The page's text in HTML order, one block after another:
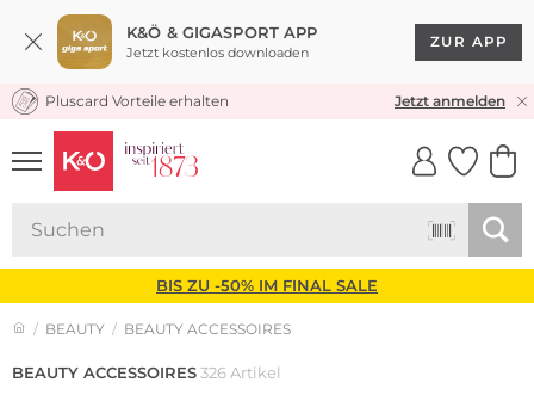
K&Ö & GIGASPORT APP
Jetzt kostenlos downloaden
ZUR APP
30 TAGE RÜCKGABERECHT
Pluscard Vorteile erhalten Jetzt anmelden
UNSERE APP
CLICK &
BIS ZU -50% IM FINAL SALE
BEAUTY BEAUTY ACCESSOIRES
BEAUTY ACCESSOIRES326 Artikel